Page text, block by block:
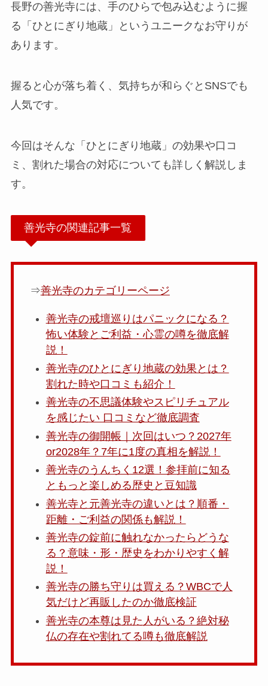
長野の善光寺には、手のひらで包み込むように握
る「ひとにぎり地蔵」というユニークなお守りが
あります。
握ると心が落ち着く、気持ちが和らぐとSNSでも
人気です。
今回はそんな「ひとにぎり地蔵」の効果や口コ
ミ、割れた場合の対応についても詳しく解説しま
す。
善光寺の関連記事一覧
⇒善光寺のカテゴリーページ
善光寺の戒壇巡りはパニックになる？
怖い体験とご利益・心霊の噂を徹底解
説！
善光寺のひとにぎり地蔵の効果とは？
割れた時や口コミも紹介！
善光寺の不思議体験やスピリチュアル
を感じたい 口コミなど徹底調査
善光寺の御開帳｜次回はいつ？2027年
or2028年？7年に1度の真相を解説！
善光寺のうんちく12選！参拝前に知る
ともっと楽しめる歴史と豆知識
善光寺と元善光寺の違いとは？順番・
距離・ご利益の関係も解説！
善光寺の錠前に触れなかったらどうな
る？意味・形・歴史をわかりやすく解
説！
善光寺の勝ち守りは買える？WBCで人
気だけど再販したのか徹底検証
善光寺の本尊は見た人がいる？絶対秘
仏の存在や割れてる噂も徹底解説